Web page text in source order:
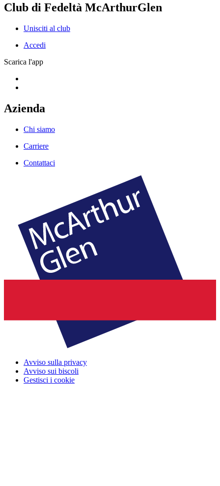
Club di Fedeltà McArthurGlen
Unisciti al club
Accedi
Scarica l'app
Azienda
Chi siamo
Carriere
Contattaci
Avviso sulla privacy
Avviso sui biscoli
Gestisci i cookie